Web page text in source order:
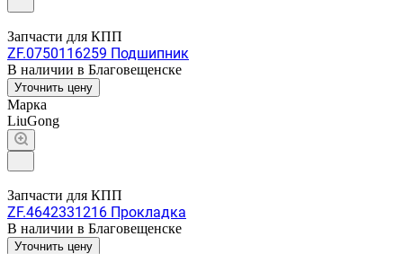
Запчасти для КПП
ZF.0750116259 Подшипник
В наличии в Благовещенске
Уточнить цену
Марка
LiuGong
Запчасти для КПП
ZF.4642331216 Прокладка
В наличии в Благовещенске
Уточнить цену